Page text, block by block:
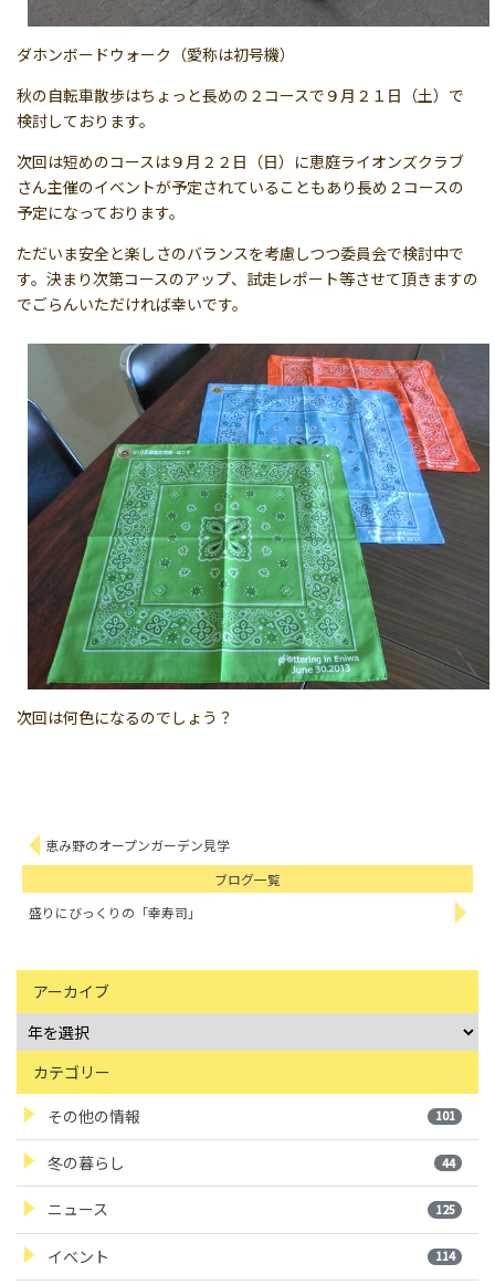
ダホンボードウォーク（愛称は初号機）
秋の自転車散歩はちょっと長めの２コースで９月２１日（土）で
検討しております。
次回は短めのコースは９月２２日（日）に恵庭ライオンズクラブ
さん主催のイベントが予定されていることもあり長め２コースの
予定になっております。
ただいま安全と楽しさのバランスを考慮しつつ委員会で検討中で
す。決まり次第コースのアップ、試走レポート等させて頂きますの
でごらんいただければ幸いです。
次回は何色になるのでしょう？
恵み野のオープンガーデン見学
ブログ一覧
盛りにびっくりの「幸寿司」
アーカイブ
カテゴリー
その他の情報 101
冬の暮らし 44
ニュース 125
イベント 114